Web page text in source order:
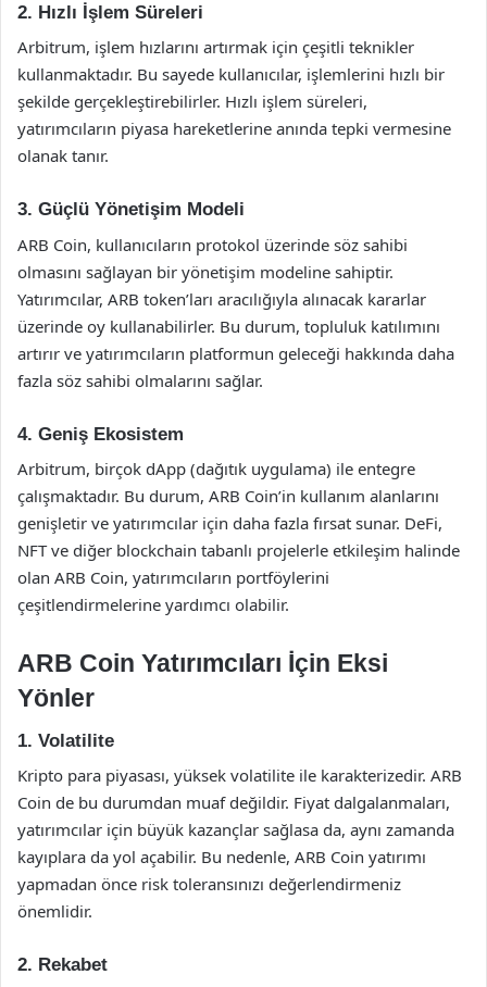
2. Hızlı İşlem Süreleri
Arbitrum, işlem hızlarını artırmak için çeşitli teknikler
kullanmaktadır. Bu sayede kullanıcılar, işlemlerini hızlı bir
şekilde gerçekleştirebilirler. Hızlı işlem süreleri,
yatırımcıların piyasa hareketlerine anında tepki vermesine
olanak tanır.
3. Güçlü Yönetişim Modeli
ARB Coin, kullanıcıların protokol üzerinde söz sahibi
olmasını sağlayan bir yönetişim modeline sahiptir.
Yatırımcılar, ARB token’ları aracılığıyla alınacak kararlar
üzerinde oy kullanabilirler. Bu durum, topluluk katılımını
artırır ve yatırımcıların platformun geleceği hakkında daha
fazla söz sahibi olmalarını sağlar.
4. Geniş Ekosistem
Arbitrum, birçok dApp (dağıtık uygulama) ile entegre
çalışmaktadır. Bu durum, ARB Coin’in kullanım alanlarını
genişletir ve yatırımcılar için daha fazla fırsat sunar. DeFi,
NFT ve diğer blockchain tabanlı projelerle etkileşim halinde
olan ARB Coin, yatırımcıların portföylerini
çeşitlendirmelerine yardımcı olabilir.
ARB Coin Yatırımcıları İçin Eksi
Yönler
1. Volatilite
Kripto para piyasası, yüksek volatilite ile karakterizedir. ARB
Coin de bu durumdan muaf değildir. Fiyat dalgalanmaları,
yatırımcılar için büyük kazançlar sağlasa da, aynı zamanda
kayıplara da yol açabilir. Bu nedenle, ARB Coin yatırımı
yapmadan önce risk toleransınızı değerlendirmeniz
önemlidir.
2. Rekabet